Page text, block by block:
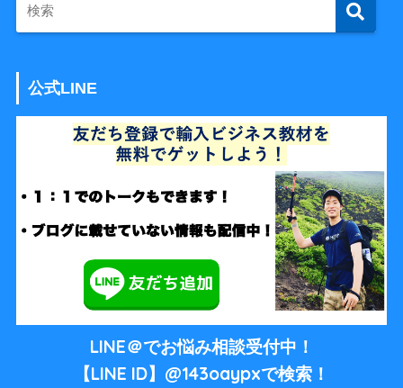
公式LINE
LINE＠でお悩み相談受付中！
【LINE ID】@143oaypxで検索！